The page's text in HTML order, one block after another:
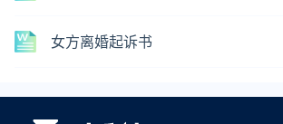
女方离婚起诉书